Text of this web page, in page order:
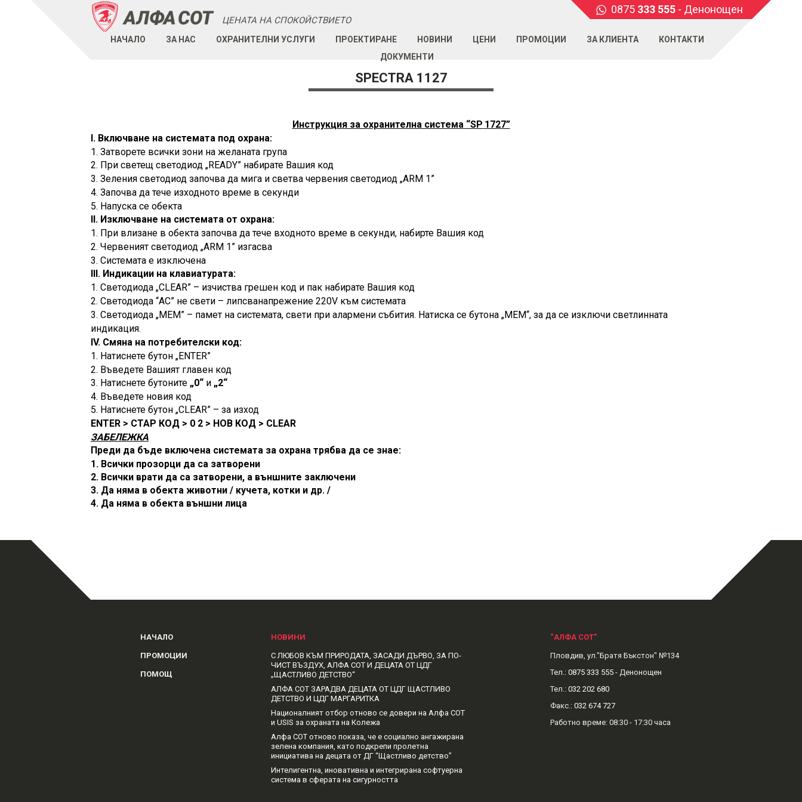
ЦЕНАТА НА СПОКОЙСТВИЕТО
0875 333 555 - Денонощен
НАЧАЛО ЗА НАС ОХРАНИТЕЛНИ УСЛУГИ ПРОЕКТИРАНЕ НОВИНИ ЦЕНИ ПРОМОЦИИ ЗА КЛИЕНТА
КОНТАКТИ
ДОКУМЕНТИ
SPECTRA 1127
Инструкция за охранителна система “SP 1727”
I. Включване на системата под охрана:
1. Затворете всички зони на желаната група
2. При светещ светодиод „READY” набирате Вашия код
3. Зеления светодиод започва да мига и светва червения светодиод „ARM 1”
4. Започва да тече изходното време в секунди
5. Напуска се обекта
II. Изключване на системата от охрана:
1. При влизане в обекта започва да тече входното време в секунди, набирте Вашия код
2. Червеният светодиод „ARM 1” изгасва
3. Системата е изключена
III. Индикации на клавиатурата:
1. Светодиода „CLEAR” – изчиства грешен код и пак набирате Вашия код
2. Светодиода “AC” не свети – липсванапрежение 220V към системата
3. Светодиода „MEM” – памет на системата, свети при алармени събития. Натиска се бутона „МЕМ“, за да се изключи светлинната
индикация.
IV. Смяна на потребителски код:
1. Натиснете бутон „ENTER”
2. Въведете Вашият главен код
3. Натиснете бутоните „0“ и „2“
4. Въведете новия код
5. Натиснете бутон „CLEAR” – за изход
ENTER > СТАР КОД > 0 2 > НОВ КОД > CLEAR
ЗАБЕЛЕЖКА
Преди да бъде включена системата за охрана трябва да се знае:
1. Всички прозорци да са затворени
2. Всички врати да са затворени, а външните заключени
3. Да няма в обекта животни / кучета, котки и др. /
4. Да няма в обекта външни лица
НАЧАЛО
ПРОМОЦИИ
ПОМОЩ
НОВИНИ
С ЛЮБОВ КЪМ ПРИРОДАТА, ЗАСАДИ ДЪРВО, ЗА ПО-
ЧИСТ ВЪЗДУХ, АЛФА СОТ И ДЕЦАТА ОТ ЦДГ
„ЩАСТЛИВО ДЕТСТВО“
АЛФА СОТ ЗАРАДВА ДЕЦАТА ОТ ЦДГ ЩАСТЛИВО
ДЕТСТВО И ЦДГ МАРГАРИТКА
Националният отбор отново се довери на Алфа СОТ
и USIS за охраната на Колежа
Алфа СОТ отново показа, че е социално ангажирана
зелена компания, като подкрепи пролетна
инициатива на децата от ДГ “Щастливо детство”
Интелигентна, иновативна и интегрирана софтуерна
система в сферата на сигурността
“АЛФА СОТ”
Пловдив, ул."Братя Бъкстон" №134
Тел.: 0875 333 555- Денонощен
Тел.: 032 202 680
Факс.: 032 674 727
Рабoтно време: 08:30 - 17:30 часа